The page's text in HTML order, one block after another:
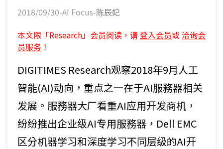
2018/09/30-AI Focus-陈辰妃
本文限「Research」会员阅读，请登入会员或 洽询会
员服务 ！
DIGITIMES Research观察2018年9月人工
智能(AI)动向，重点之一在于AI服務器相关
发展。服務器大厂看重AI应用开发商机，
纷纷推出企业级AI专用服務器，Dell EMC
区分机器学习和深度学习不同层级的AI开